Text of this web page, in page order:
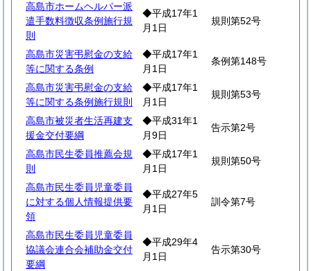
高島市ホームヘルパー派
遣手数料徴収条例施行規
則
◆平成17年1
月1日
規則第52号
高島市災害弔慰金の支給
等に関する条例
◆平成17年1
月1日
条例第148号
高島市災害弔慰金の支給
等に関する条例施行規則
◆平成17年1
月1日
規則第53号
高島市被災者生活再建支
援金交付要綱
◆平成31年1
月9日
告示第2号
高島市民生委員推薦会規
則
◆平成17年1
月1日
規則第50号
高島市民生委員児童委員
に対する個人情報提供要
領
◆平成27年5
月1日
訓令第7号
高島市民生委員児童委員
協議会連合会補助金交付
要綱
◆平成29年4
月1日
告示第30号